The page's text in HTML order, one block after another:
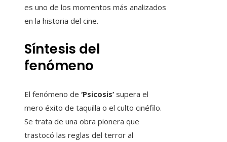
es uno de los momentos más analizados
en la historia del cine.
Síntesis del
fenómeno
El fenómeno de ‘Psicosis’ supera el
mero éxito de taquilla o el culto cinéfilo.
Se trata de una obra pionera que
trastocó las reglas del terror al